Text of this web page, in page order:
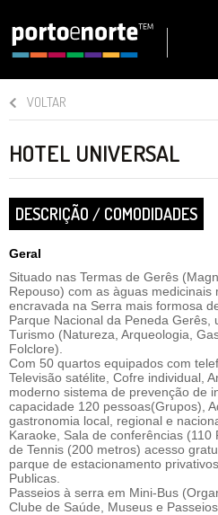
VOLTAR
HOTEL UNIVERSAL
DESCRIÇÃO / COMODIDADES
Geral
Situado nas Termas de Gerês
Repouso) com as àguas medicinais
encravada na Serra mais formosa
Parque Nacional da Peneda Gerês,
Turismo (Natureza, Arqueologia,
Folclore).
Com 50 quartos equipados com
Televisão satélite, Cofre individual,
moderno sistema de prevenção de
capacidade 120 pessoas(Grupos),
gastronomia local, regional e
Karaoke, Sala de conferências
de Tennis (200 metros) acesso
parque de estacionamento
Publicas.
Passeios à serra em Mini-Bus
Clube de Saúde, Museus e